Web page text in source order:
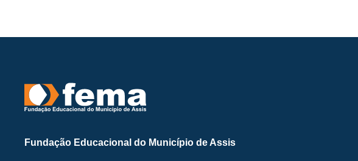
Fundação Educacional do Município de Assis